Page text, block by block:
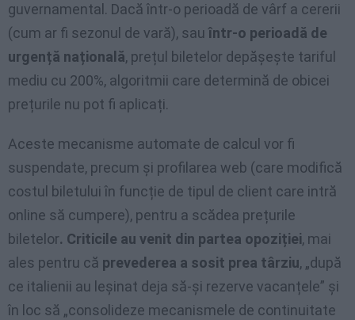
guvernamental. Dacă într-o perioadă de vârf a cererii
(cum ar fi sezonul de vară), sau într-o perioadă de
urgență națională, prețul biletelor depășește tariful
mediu cu 200%, algoritmii care determină de obicei
prețurile nu pot fi aplicați.
Aceste mecanisme automate de calcul vor fi
suspendate, precum și profilarea web (care modifică
costul biletului în funcție de tipul de client care intră
online să cumpere), pentru a scădea prețurile
biletelor. Criticile au venit din partea opoziției, mai
ales pentru că prevederea a sosit prea târziu, „după
ce italienii au leșinat deja să-și rezerve vacanțele” și
în loc să „consolideze mecanismele de continuitate